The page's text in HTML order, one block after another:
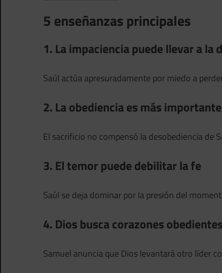
5 enseñanzas principales
1. La impaciencia puede llevar a la
Saúl actúa apresuradamente por miedo a
2. La obediencia es más
El sacrificio no compensó la desobediencia de
3. El temor puede debilitar la fe
Saúl se deja dominar por la presión del
4. Dios busca corazones
Samuel anuncia que Dios levantará otro líder